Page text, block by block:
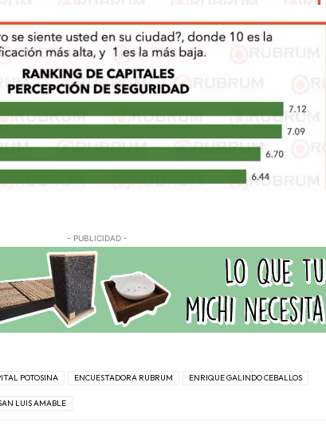
- PUBLICIDAD -
POTOSINA ENCUESTADORA RUBRUM ENRIQUE GALINDO CEBALLOS
LUIS AMABLE